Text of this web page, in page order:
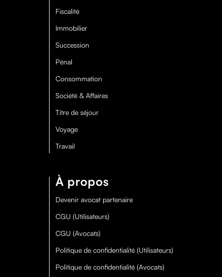
Fiscalité
Immobilier
Succession
Pénal
Consommation
Société & Affaires
Titre de séjour
Voyage
Travail
À propos
Devenir avocat partenaire
CGU (Utilisateurs)
CGU (Avocats)
Politique de confidentialité (Utilisateurs)
Politique de confidentialité (Avocats)